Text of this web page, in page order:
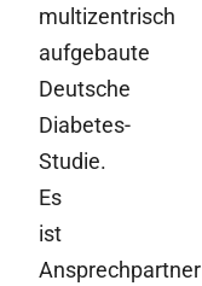
multizentrisch
aufgebaute
Deutsche
Diabetes-
Studie.
Es
ist
Ansprechpartner